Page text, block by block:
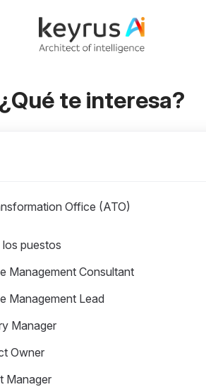
¿Qué te interesa?
Office (ATO)
Transformation Office (ATO)
puestos
Management Consultant
Management Lead
Manager
Owner
Manager